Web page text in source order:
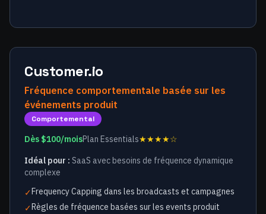
Customer.io
Fréquence comportementale basée sur les
événements produit
Comportemental
Dès $100/moisPlan Essentials★★★★☆
Idéal pour : SaaS avec besoins de fréquence dynamique
complexe
✓Frequency Capping dans les broadcasts et campagnes
✓Règles de fréquence basées sur les events produit